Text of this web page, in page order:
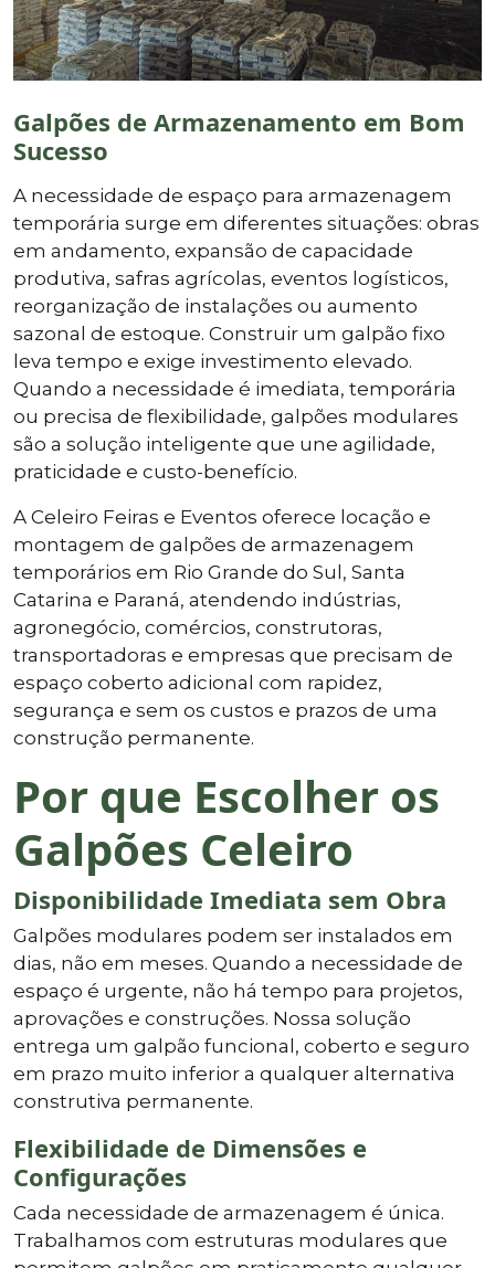
Galpões de Armazenamento em Bom
Sucesso
A necessidade de espaço para armazenagem
temporária surge em diferentes situações: obras
em andamento, expansão de capacidade
produtiva, safras agrícolas, eventos logísticos,
reorganização de instalações ou aumento
sazonal de estoque. Construir um galpão fixo
leva tempo e exige investimento elevado.
Quando a necessidade é imediata, temporária
ou precisa de flexibilidade, galpões modulares
são a solução inteligente que une agilidade,
praticidade e custo-benefício.
A Celeiro Feiras e Eventos oferece locação e
montagem de galpões de armazenagem
temporários em Rio Grande do Sul, Santa
Catarina e Paraná, atendendo indústrias,
agronegócio, comércios, construtoras,
transportadoras e empresas que precisam de
espaço coberto adicional com rapidez,
segurança e sem os custos e prazos de uma
construção permanente.
Por que Escolher os
Galpões Celeiro
Disponibilidade Imediata sem Obra
Galpões modulares podem ser instalados em
dias, não em meses. Quando a necessidade de
espaço é urgente, não há tempo para projetos,
aprovações e construções. Nossa solução
entrega um galpão funcional, coberto e seguro
em prazo muito inferior a qualquer alternativa
construtiva permanente.
Flexibilidade de Dimensões e
Configurações
Cada necessidade de armazenagem é única.
Trabalhamos com estruturas modulares que